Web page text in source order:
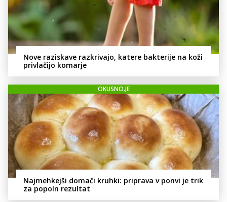
Nove raziskave razkrivajo, katere bakterije na koži
privlačijo komarje
OKUSNO.JE
Najmehkejši domači kruhki: priprava v ponvi je trik
za popoln rezultat